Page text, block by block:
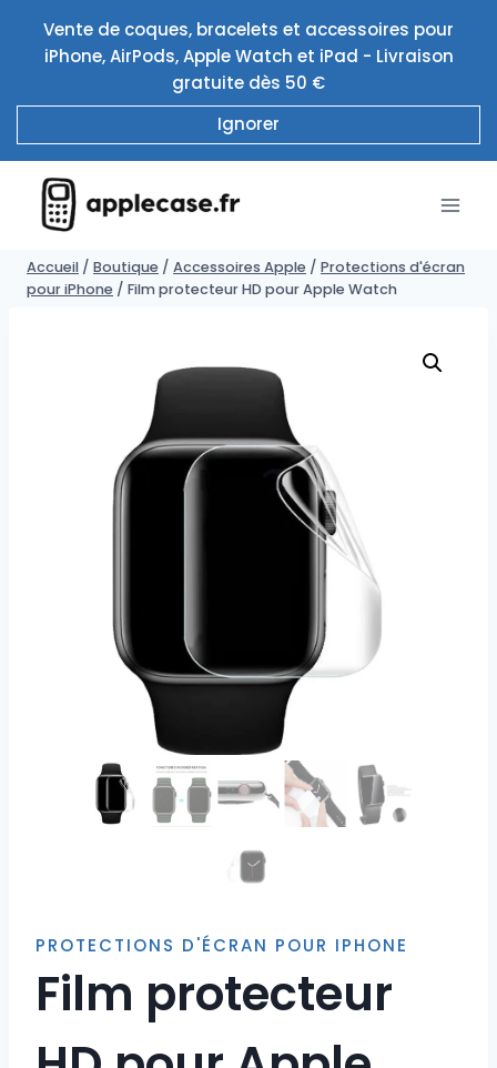
contenu
Vente de coques, bracelets et accessoires pour
iPhone, AirPods, Apple Watch et iPad - Livraison
gratuite dès 50 €
Ignorer
Accueil / Boutique / Accessoires Apple / Protections d'écran
pour iPhone / Film protecteur HD pour Apple Watch
PROTECTIONS D'ÉCRAN POUR IPHONE
Film protecteur